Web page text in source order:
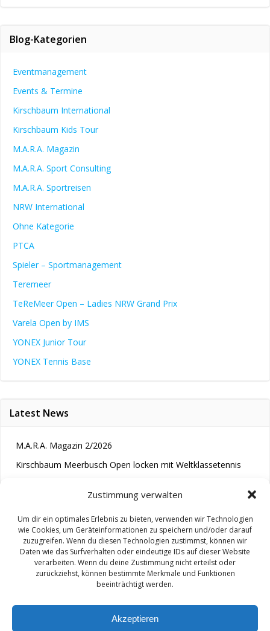
Zustimmung verwalten
Um dir ein optimales Erlebnis zu bieten, verwenden wir Technologien
wie Cookies, um Geräteinformationen zu speichern und/oder darauf
zuzugreifen. Wenn du diesen Technologien zustimmst, können wir
Daten wie das Surfverhalten oder eindeutige IDs auf dieser Website
verarbeiten. Wenn du deine Zustimmung nicht erteilst oder
zurückziehst, können bestimmte Merkmale und Funktionen
beeinträchtigt werden.
Akzeptieren
Blog-Kategorien
Eventmanagement
Events & Termine
Kirschbaum International
Kirschbaum Kids Tour
M.A.R.A. Magazin
M.A.R.A. Sport Consulting
M.A.R.A. Sportreisen
NRW International
Ohne Kategorie
PTCA
Spieler – Sportmanagement
Teremeer
TeReMeer Open – Ladies NRW Grand Prix
Varela Open by IMS
YONEX Junior Tour
YONEX Tennis Base
Latest News
M.A.R.A. Magazin 2/2026
Kirschbaum Meerbusch Open locken mit Weltklassetennis
© 2026 M.A.R.A.. Created for free using WordPress and
Colibri